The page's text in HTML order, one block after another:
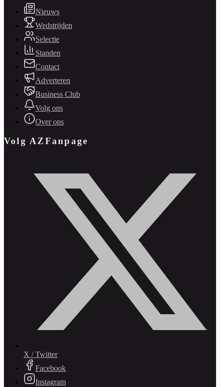
Nieuws
Wedstrijden
Selectie
Standen
Contact
Adverteren
Business Club
Volg ons
Over ons
Volg AZFanpage
X / Twitter
Facebook
Instagram